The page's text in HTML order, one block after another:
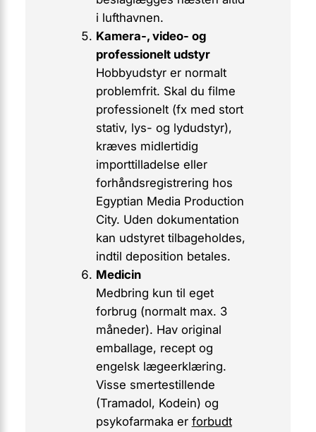
i lufthavnen.
Kamera-, video- og
professionelt udstyr
Hobbyudstyr er normalt
problemfrit. Skal du filme
professionelt (fx med stort
stativ, lys- og lydudstyr),
kræves midlertidig
importtilladelse eller
forhåndsregistrering hos
Egyptian Media Production
City. Uden dokumentation
kan udstyret tilbageholdes,
indtil deposition betales.
Medicin
Medbring kun til eget
forbrug (normalt max. 3
måneder). Hav original
emballage, recept og
engelsk lægeerklæring.
Visse smertestillende
(Tramadol, Kodein) og
psykofarmaka er forbudt